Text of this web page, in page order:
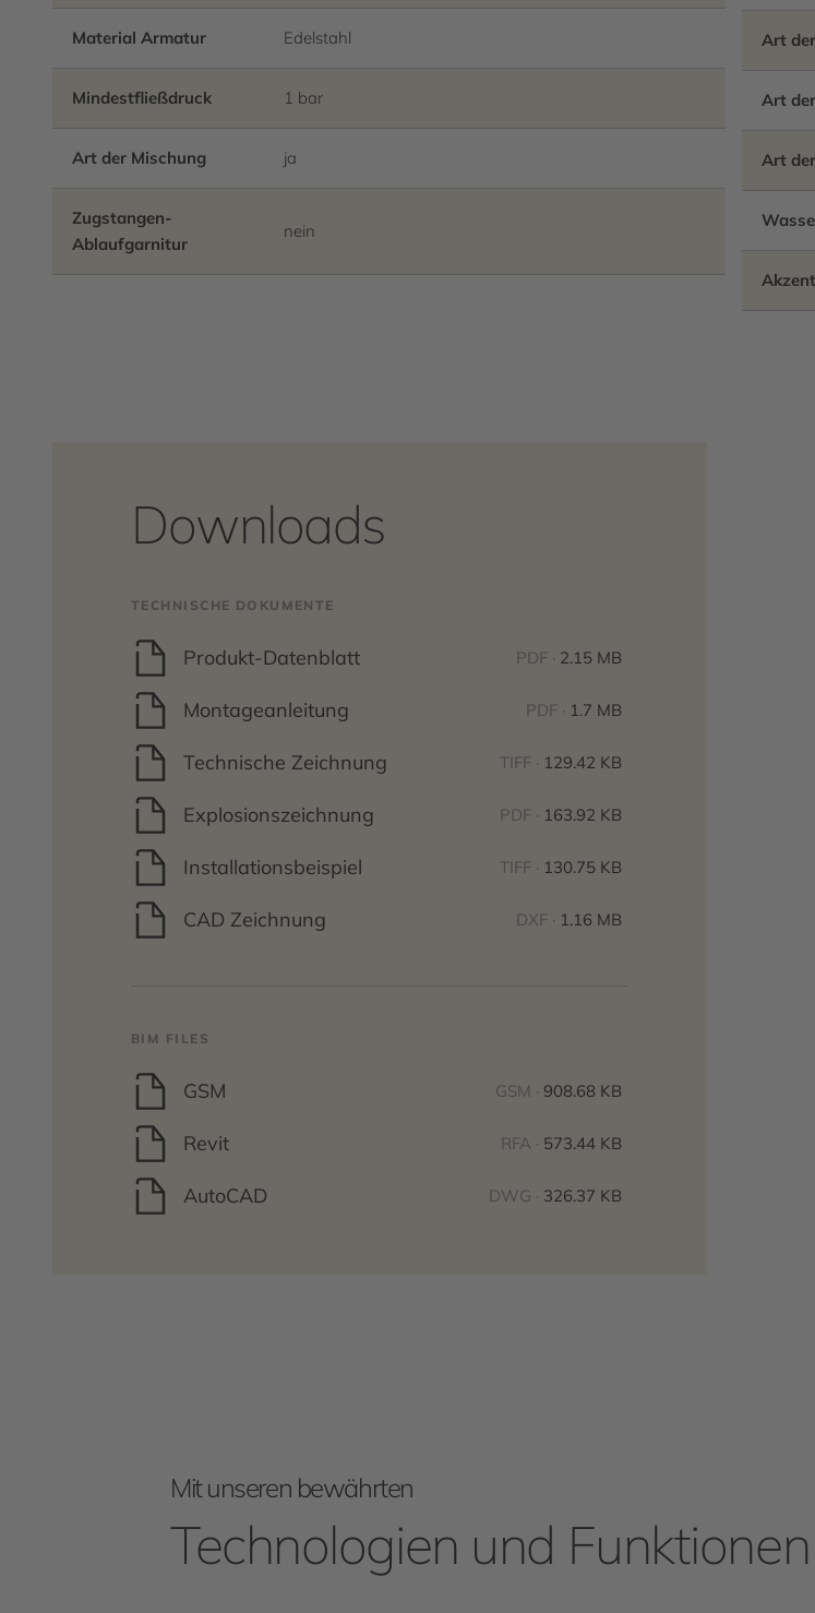
Material Armatur Edelstahl
Mindestfließdruck 1 bar
Art der Mischung ja
Zugstangen-
Ablaufgarnitur
nein
Art
Art
Art
Downloads
TECHNISCHE DOKUMENTE
Produkt-Datenblatt PDF · 2.15 MB
Montageanleitung PDF · 1.7 MB
Technische Zeichnung TIFF · 129.42 KB
Explosionszeichnung PDF · 163.92 KB
Installationsbeispiel TIFF · 130.75 KB
CAD Zeichnung DXF · 1.16 MB
BIM FILES
GSM GSM · 908.68 KB
Revit RFA · 573.44 KB
AutoCAD DWG · 326.37 KB
Mit unseren bewährten
Technologien und Funktionen